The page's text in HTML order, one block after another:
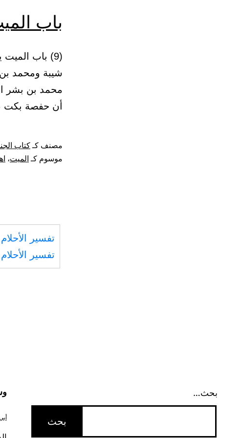
باب
شيبة ومحمد بن
محمد بن بشر
أن حفصة بكت
مصنف كـ كتاب
موسوم كـ الميت،
تفسير الأحلام
تفسير
بحث…